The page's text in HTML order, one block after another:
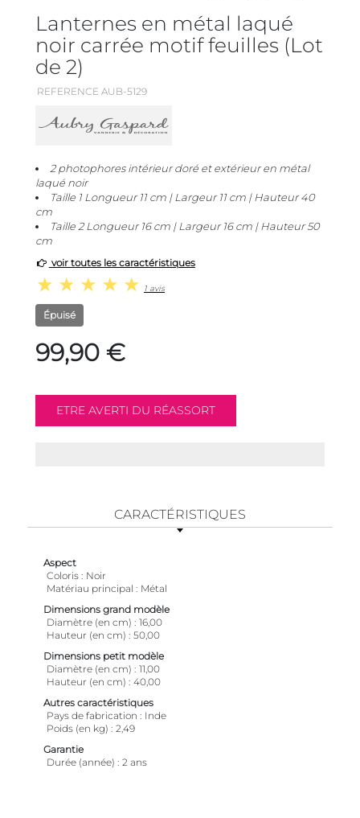
Lanternes en métal laqué
noir carrée motif feuilles (Lot
de 2)
REFERENCE AUB-5129
2 photophores intérieur doré et extérieur en métal
laqué noir
Taille 1 Longueur 11 cm | Largeur 11 cm | Hauteur 40
cm
Taille 2 Longueur 16 cm | Largeur 16 cm | Hauteur 50
cm
voir toutes les caractéristiques
1 avis
Épuisé
99,90 €
CARACTÉRISTIQUES
Aspect
Coloris
Noir
Matériau principal
Métal
Dimensions grand modèle
Diamètre (en cm)
16,00
Hauteur (en cm)
50,00
Dimensions petit modèle
Diamètre (en cm)
11,00
Hauteur (en cm)
40,00
Autres caractéristiques
Pays de fabrication
Inde
Poids (en kg)
2,49
Garantie
Durée (année)
2 ans